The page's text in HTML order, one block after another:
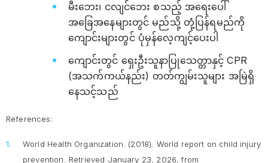
မီးဘေး၊ ငလျင်ဘေး စသည့် အရေးပေါ်
အခြေအနေများတွင် မည်သို့ တုံ့ပြန်ရမည်ကို
ကျောင်းများတွင် ပုံမှန်လေ့ကျင့်ပေးပါ
ကျောင်းတွင် ရှေးဦးသူနာပြုသေတ္တာနှင့် CPR
(အသက်ကယ်နည်း) တတ်ကျွမ်းသူများ အမြဲရှိ
နေသင့်သည်
References:
World Health Organization. (2018). World report on child injury
prevention
. Retrieved January 23, 2026, from